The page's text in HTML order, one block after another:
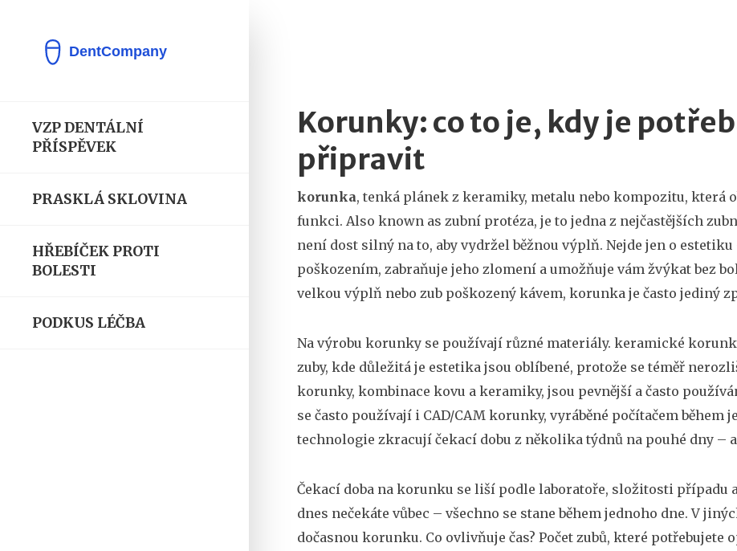
VZP DENTÁLNÍ
PŘÍSPĚVEK
PRASKLÁ SKLOVINA
HŘEBÍČEK PROTI
BOLESTI
PODKUS LÉČBA
Korunky: co to je, kdy je
připravit
korunka, tenká plánek z keramiky, metalu nebo kompozitu, která
funkci. Also known as zubní protéza, je to jedna z nejčastějších
není dost silný na to, aby vydržel běžnou výplň. Nejde jen o
poškozením, zabraňuje jeho zlomení a umožňuje vám žvýkat bez
velkou výplň nebo zub poškozený kávem, korunka je často jediný
Na výrobu korunky se používají různé materiály. keramické
zuby, kde důležitá je estetika jsou oblíbené, protože se téměř
korunky, kombinace kovu a keramiky, jsou pevnější a často
se často používají i CAD/CAM korunky, vyráběné počítačem během
technologie zkracují čekací dobu z několika týdnů na pouhé dny –
Čekací doba na korunku se liší podle laboratoře, složitosti
dnes nečekáte vůbec – všechno se stane během jednoho dne. V
dočasnou korunku. Co ovlivňuje čas? Počet zubů, které